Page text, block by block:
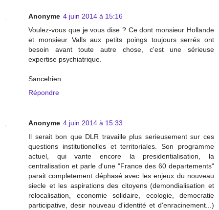
Anonyme 4 juin 2014 à 15:16
Voulez-vous que je vous dise ? Ce dont monsieur Hollande
et monsieur Valls aux petits poings toujours serrés ont
besoin avant toute autre chose, c'est une sérieuse
expertise psychiatrique.
Sancelrien
Répondre
Anonyme 4 juin 2014 à 15:33
Il serait bon que DLR travaille plus serieusement sur ces
questions institutionelles et territoriales. Son programme
actuel, qui vante encore la presidentialisation, la
centralisation et parle d'une "France des 60 departements"
parait completement déphasé avec les enjeux du nouveau
siecle et les aspirations des citoyens (demondialisation et
relocalisation, economie solidaire, ecologie, democratie
participative, desir nouveau d'identité et d'enracinement...)